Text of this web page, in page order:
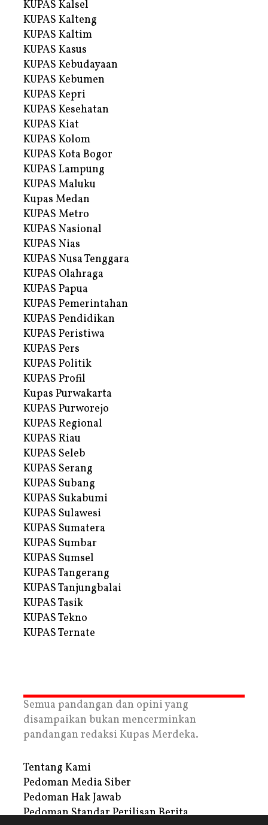
KUPAS Kalsel
KUPAS Kalteng
KUPAS Kaltim
KUPAS Kasus
KUPAS Kebudayaan
KUPAS Kebumen
KUPAS Kepri
KUPAS Kesehatan
KUPAS Kiat
KUPAS Kolom
KUPAS Kota Bogor
KUPAS Lampung
KUPAS Maluku
Kupas Medan
KUPAS Metro
KUPAS Nasional
KUPAS Nias
KUPAS Nusa Tenggara
KUPAS Olahraga
KUPAS Papua
KUPAS Pemerintahan
KUPAS Pendidikan
KUPAS Peristiwa
KUPAS Pers
KUPAS Politik
KUPAS Profil
Kupas Purwakarta
KUPAS Purworejo
KUPAS Regional
KUPAS Riau
KUPAS Seleb
KUPAS Serang
KUPAS Subang
KUPAS Sukabumi
KUPAS Sulawesi
KUPAS Sumatera
KUPAS Sumbar
KUPAS Sumsel
KUPAS Tangerang
KUPAS Tanjungbalai
KUPAS Tasik
KUPAS Tekno
KUPAS Ternate
Semua pandangan dan opini yang
disampaikan bukan mencerminkan
pandangan redaksi Kupas Merdeka.
Tentang Kami
Pedoman Media Siber
Pedoman Hak Jawab
Pedoman Standar Perilisan Berita